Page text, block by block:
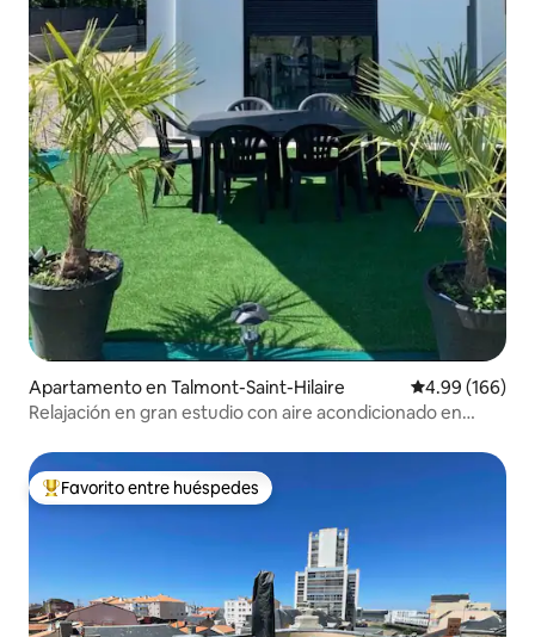
Apartamento en Talmont-Saint-Hilaire Calificación
4.99 (166)
Relajación en gran estudio con aire acondicionado en
Favorito entre huéspedes preferido
Favorito entre huéspedes